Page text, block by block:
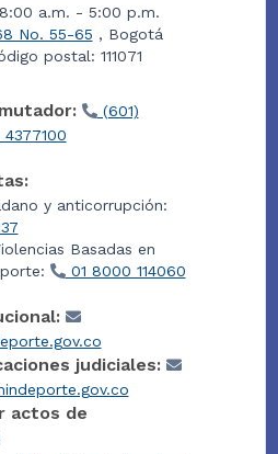
a.m. - 5:00 p.m.
No. 55-65 , Bogotá
postal: 111071
(601)
y anticorrupción:
Basadas en
01 8000 114060
judiciales:
actos de